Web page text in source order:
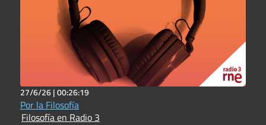
27/6/26 |00:26:19
Por la Filosofía
Filosofía en Radio 3